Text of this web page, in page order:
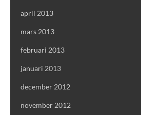
april 2013
mars 2013
februari 2013
januari 2013
december 2012
november 2012